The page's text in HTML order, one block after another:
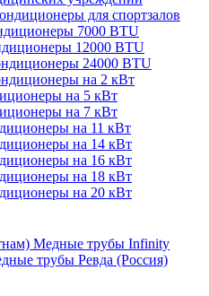
для спортзалов
7000 BTU
12000 BTU
24000 BTU
на 2 кВт
на 5 кВт
на 7 кВт
на 11 кВт
на 14 кВт
на 16 кВт
на 18 кВт
на 20 кВт
Медные трубы Infinity
трубы Ревда (Россия)